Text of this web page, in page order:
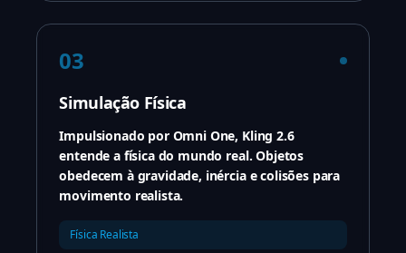
03
Simulação Física
Impulsionado por Omni One, Kling 2.6
entende a física do mundo real. Objetos
obedecem à gravidade, inércia e colisões para
movimento realista.
Física Realista